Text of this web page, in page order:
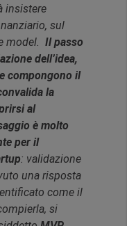
insistere
sul
model. Il passo
dell’idea,
compongono il
la
al
è molto
per il
: validazione
una risposta
come il
si